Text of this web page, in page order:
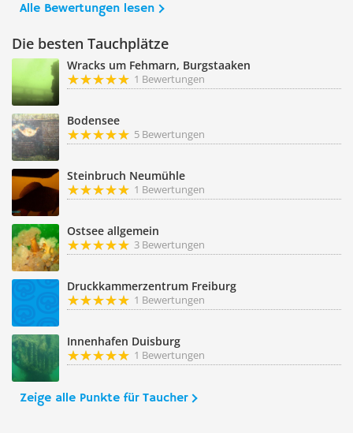
Alle Bewertungen lesen
Die besten Tauchplätze
Wracks um Fehmarn, Burgstaaken
1 Bewertungen
Bodensee
5 Bewertungen
Steinbruch Neumühle
1 Bewertungen
Ostsee allgemein
3 Bewertungen
Druckkammerzentrum Freiburg
1 Bewertungen
Innenhafen Duisburg
1 Bewertungen
Zeige alle Punkte für Taucher